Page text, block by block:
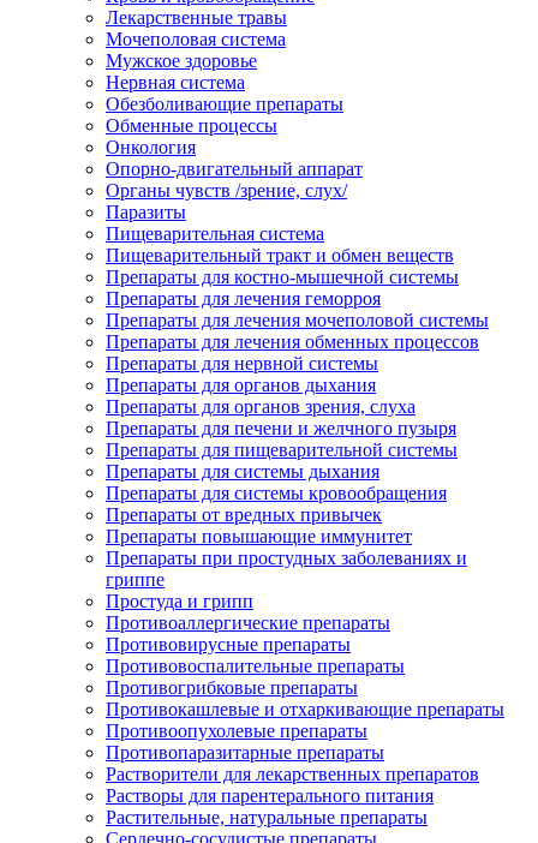
Лекарственные травы
Мочеполовая система
Мужское здоровье
Нервная система
Обезболивающие препараты
Обменные процессы
Онкология
Опорно-двигательный аппарат
Органы чувств /зрение, слух/
Паразиты
Пищеварительная система
Пищеварительный тракт и обмен веществ
Препараты для костно-мышечной системы
Препараты для лечения геморроя
Препараты для лечения мочеполовой системы
Препараты для лечения обменных процессов
Препараты для нервной системы
Препараты для органов дыхания
Препараты для органов зрения, слуха
Препараты для печени и желчного пузыря
Препараты для пищеварительной системы
Препараты для системы дыхания
Препараты для системы кровообращения
Препараты от вредных привычек
Препараты повышающие иммунитет
Препараты при простудных заболеваниях и
гриппе
Простуда и грипп
Противоаллергические препараты
Противовирусные препараты
Противовоспалительные препараты
Противогрибковые препараты
Противокашлевые и отхаркивающие препараты
Противоопухолевые препараты
Противопаразитарные препараты
Растворители для лекарственных препаратов
Растворы для парентерального питания
Растительные, натуральные препараты
Сердечно-сосудистые препараты